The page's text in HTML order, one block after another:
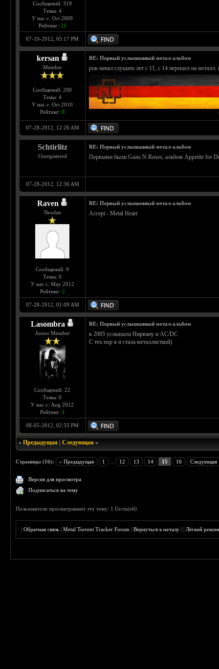
Сообщений: 319
Темы: 4
У нас с: Oct 2009
Рейтинг: 21
07-10-2012, 05:17 PM
kersan
Member
Сообщений: 200
Темы: 4
У нас с: Oct 2010
Рейтинг: 8
RE: Первый услышанный метал-альбом
рок начал слушать лет с 11, с 14 перешел на
07-28-2012, 12:26 AM
Schtirlitz
Unregistered
RE: Первый услышанный метал-альбом
Первыми были Guns N Roses, альбом Appetite for
07-28-2012, 12:36 AM
Raven
Newbie
Сообщений: 9
Темы: 0
У нас с: May 2012
Рейтинг: 2
RE: Первый услышанный метал-альбом
Accept - Metal Heart
07-28-2012, 01:09 AM
Lasombra
Junior Member
Сообщений: 22
Темы: 0
У нас с: Aug 2012
Рейтинг: 1
RE: Первый услышанный метал-альбом
в 2005 услышала Нирвану и AC/DC
С тех пор я и стала металлисткой)
08-05-2012, 02:33 PM
«Предыдущая |Следующая »
Страницы (16): « Предыдущая 1 12 13 14 15 16 Следующая
Версия для просмотра
Подписаться на тему
Пользователи просматривают эту тему: 1 Гость(ей)
|Обратная связь |Metal Torrent Tracker Forum |Вернуться к началу ||Лёгкий